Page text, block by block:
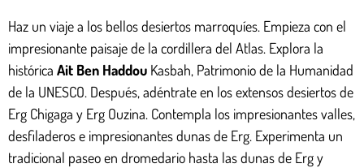
Haz un viaje a los bellos desiertos marroquíes. Empieza con el
impresionante paisaje de la cordillera del Atlas. Explora la
histórica Ait Ben Haddou Kasbah, Patrimonio de la Humanidad
de la UNESCO. Después, adéntrate en los extensos desiertos de
Erg Chigaga y Erg Ouzina. Contempla los impresionantes valles,
desfiladeros e impresionantes dunas de Erg. Experimenta un
tradicional paseo en dromedario hasta las dunas de Erg y